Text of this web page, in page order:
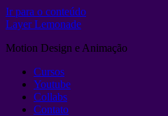
Ir para o conteúdo
Layer Lemonade
Motion Design e Animação
Cursos
Youtube
Collabs
Contato